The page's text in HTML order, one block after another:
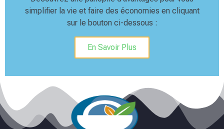
simplifier la vie et faire des économies en cliquant
sur le bouton ci-dessous :
En Savoir Plus